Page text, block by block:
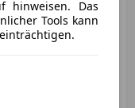
hinweisen. Das
Tools kann